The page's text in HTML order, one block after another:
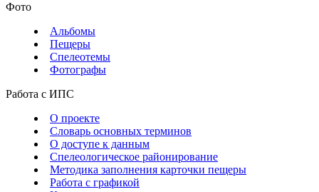
Фото
Альбомы
Пещеры
Спелеотемы
Фотографы
Работа с ИПС
О проекте
Словарь основных терминов
О доступе к данным
Спелеологическое районирование
Методика заполнения карточки пещеры
Работа с графикой